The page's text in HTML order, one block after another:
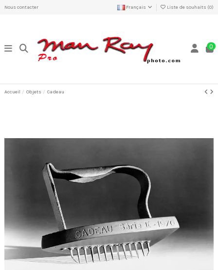
Nous contacter Français Liste de souhaits (0)
0
Accueil Objets Cadeau